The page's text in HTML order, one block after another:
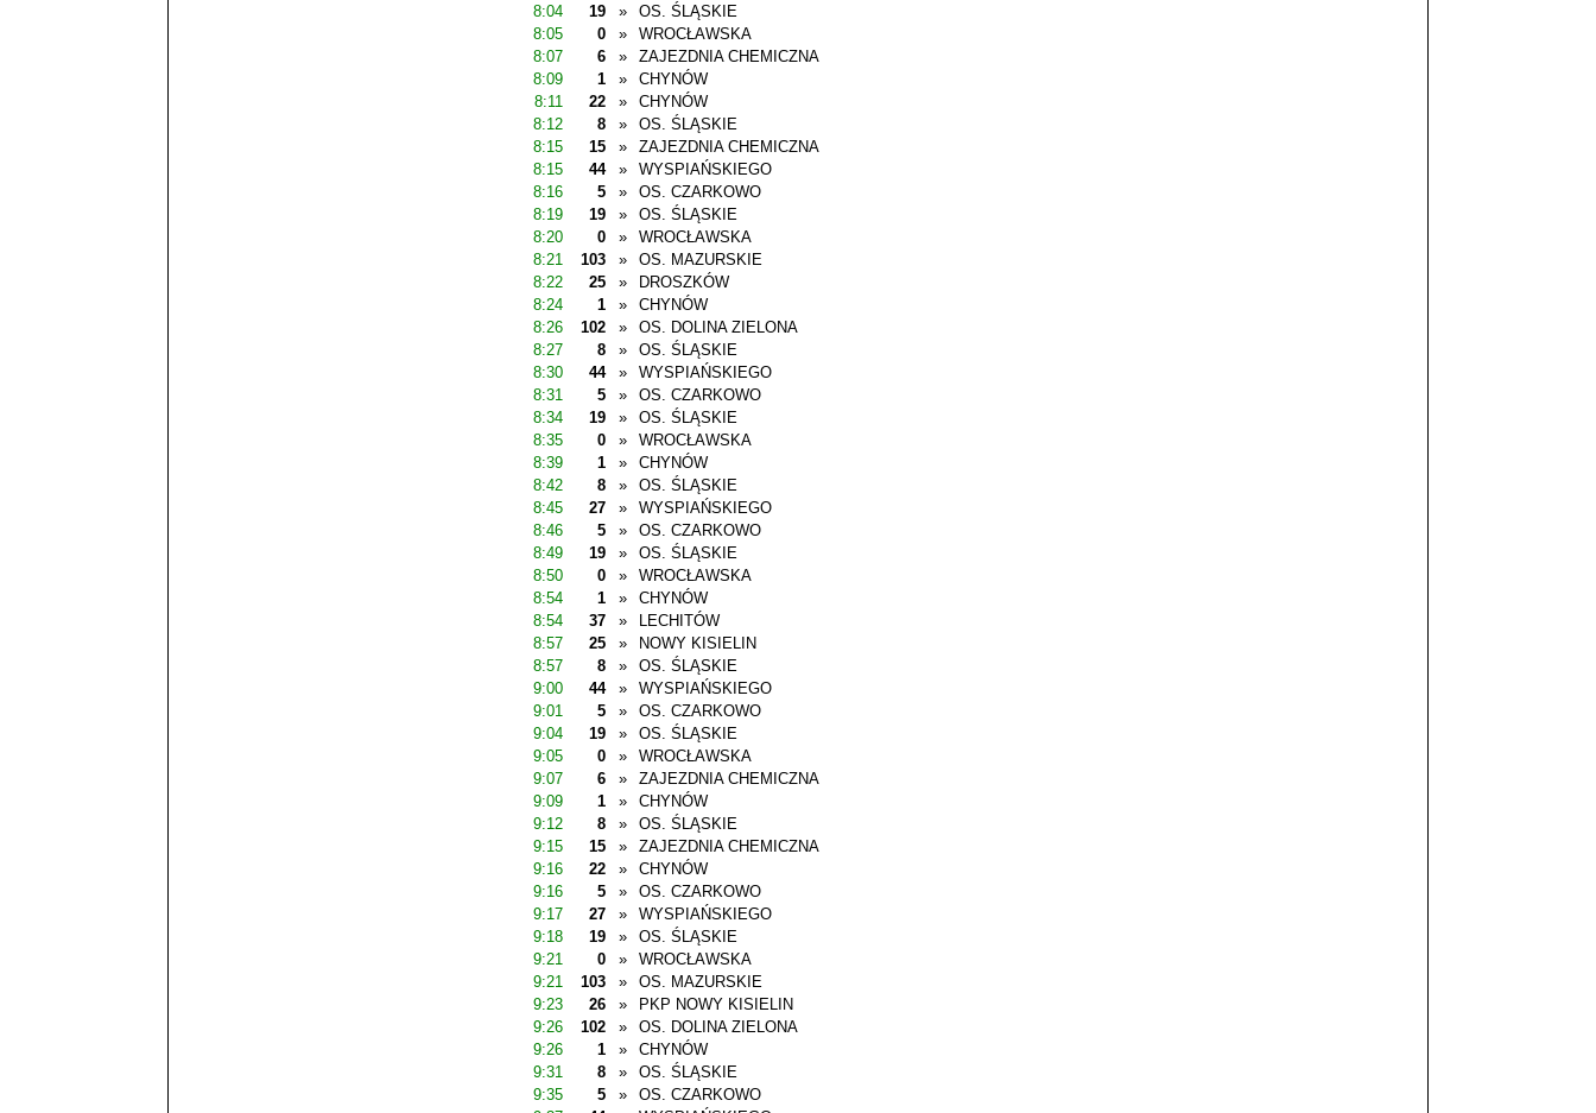
8:04
19 »
OS. ŚLĄSKIE
8:05
0 »
WROCŁAWSKA
8:07
6 »
ZAJEZDNIA CHEMICZNA
8:09
1 »
CHYNÓW
8:11
22 »
CHYNÓW
8:12
8 »
OS. ŚLĄSKIE
8:15
15 »
ZAJEZDNIA CHEMICZNA
8:15
44 »
WYSPIAŃSKIEGO
8:16
5 »
OS. CZARKOWO
8:19
19 »
OS. ŚLĄSKIE
8:20
0 »
WROCŁAWSKA
8:21
103 »
OS. MAZURSKIE
8:22
25 »
DROSZKÓW
8:24
1 »
CHYNÓW
8:26
102 »
OS. DOLINA ZIELONA
8:27
8 »
OS. ŚLĄSKIE
8:30
44 »
WYSPIAŃSKIEGO
8:31
5 »
OS. CZARKOWO
8:34
19 »
OS. ŚLĄSKIE
8:35
0 »
WROCŁAWSKA
8:39
1 »
CHYNÓW
8:42
8 »
OS. ŚLĄSKIE
8:45
27 »
WYSPIAŃSKIEGO
8:46
5 »
OS. CZARKOWO
8:49
19 »
OS. ŚLĄSKIE
8:50
0 »
WROCŁAWSKA
8:54
1 »
CHYNÓW
8:54
37 »
LECHITÓW
8:57
25 »
NOWY KISIELIN
8:57
8 »
OS. ŚLĄSKIE
9:00
44 »
WYSPIAŃSKIEGO
9:01
5 »
OS. CZARKOWO
9:04
19 »
OS. ŚLĄSKIE
9:05
0 »
WROCŁAWSKA
9:07
6 »
ZAJEZDNIA CHEMICZNA
9:09
1 »
CHYNÓW
9:12
8 »
OS. ŚLĄSKIE
9:15
15 »
ZAJEZDNIA CHEMICZNA
9:16
22 »
CHYNÓW
9:16
5 »
OS. CZARKOWO
9:17
27 »
WYSPIAŃSKIEGO
9:18
19 »
OS. ŚLĄSKIE
9:21
0 »
WROCŁAWSKA
9:21
103 »
OS. MAZURSKIE
9:23
26 »
PKP NOWY KISIELIN
9:26
102 »
OS. DOLINA ZIELONA
9:26
1 »
CHYNÓW
9:31
8 »
OS. ŚLĄSKIE
9:35
5 »
OS. CZARKOWO